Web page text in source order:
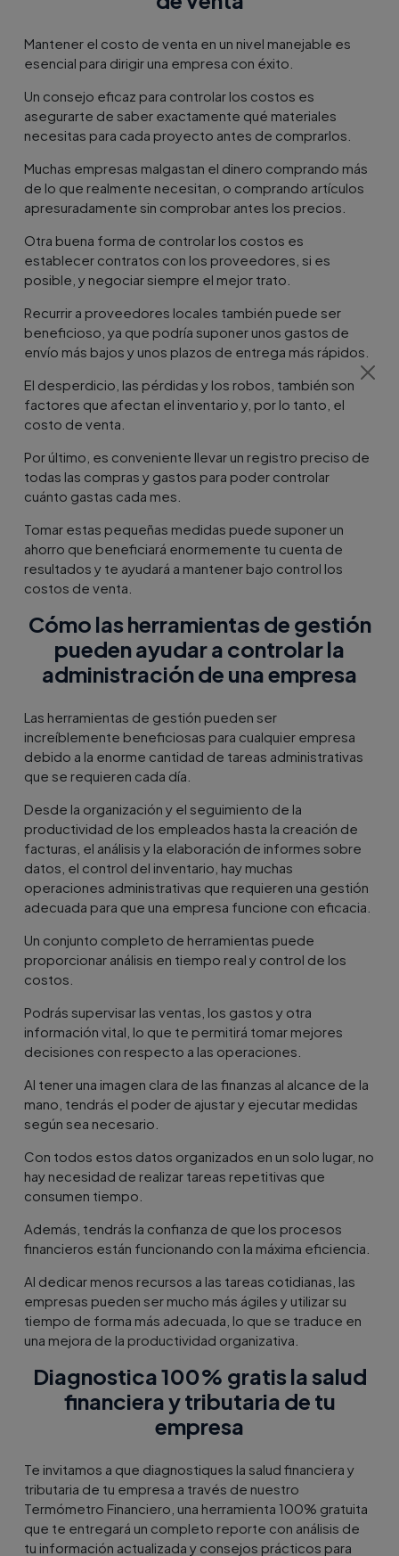
Mantener el costo de venta en un nivel manejable es
esencial para dirigir una empresa con éxito.
Un consejo eficaz para controlar los costos es
asegurarte de saber exactamente qué materiales
necesitas para cada proyecto antes de comprarlos.
Muchas empresas malgastan el dinero comprando más
de lo que realmente necesitan, o comprando artículos
apresuradamente sin comprobar antes los precios.
Otra buena forma de controlar los costos es
establecer contratos con los proveedores, si es
posible, y negociar siempre el mejor trato.
Recurrir a proveedores locales también puede ser
beneficioso, ya que podría suponer unos gastos de
envío más bajos y unos plazos de entrega más rápidos.
El desperdicio, las pérdidas y los robos, también son
factores que afectan el inventario y, por lo tanto, el
costo de venta.
Por último, es conveniente llevar un registro preciso de
todas las compras y gastos para poder controlar
cuánto gastas cada mes.
Tomar estas pequeñas medidas puede suponer un
ahorro que beneficiará enormemente tu cuenta de
resultados y te ayudará a mantener bajo control los
costos de venta.
Cómo las herramientas de gestión
pueden ayudar a controlar la
administración de una empresa
Las herramientas de gestión pueden ser
increíblemente beneficiosas para cualquier empresa
debido a la enorme cantidad de tareas administrativas
que se requieren cada día.
Desde la organización y el seguimiento de la
productividad de los empleados hasta la creación de
facturas, el análisis y la elaboración de informes sobre
datos, el control del inventario, hay muchas
operaciones administrativas que requieren una gestión
adecuada para que una empresa funcione con eficacia.
Un conjunto completo de herramientas puede
proporcionar análisis en tiempo real y control de los
costos.
Podrás supervisar las ventas, los gastos y otra
información vital, lo que te permitirá tomar mejores
decisiones con respecto a las operaciones.
Al tener una imagen clara de las finanzas al alcance de la
mano, tendrás el poder de ajustar y ejecutar medidas
según sea necesario.
Con todos estos datos organizados en un solo lugar, no
hay necesidad de realizar tareas repetitivas que
consumen tiempo.
Además, tendrás la confianza de que los procesos
financieros están funcionando con la máxima eficiencia.
Al dedicar menos recursos a las tareas cotidianas, las
empresas pueden ser mucho más ágiles y utilizar su
tiempo de forma más adecuada, lo que se traduce en
una mejora de la productividad organizativa.
Diagnostica 100% gratis la salud
financiera y tributaria de tu
empresa
Te invitamos a que diagnostiques la salud financiera y
tributaria de tu empresa a través de nuestro
Termómetro Financiero, una herramienta 100% gratuita
que te entregará un completo reporte con análisis de
tu información actualizada y consejos prácticos para